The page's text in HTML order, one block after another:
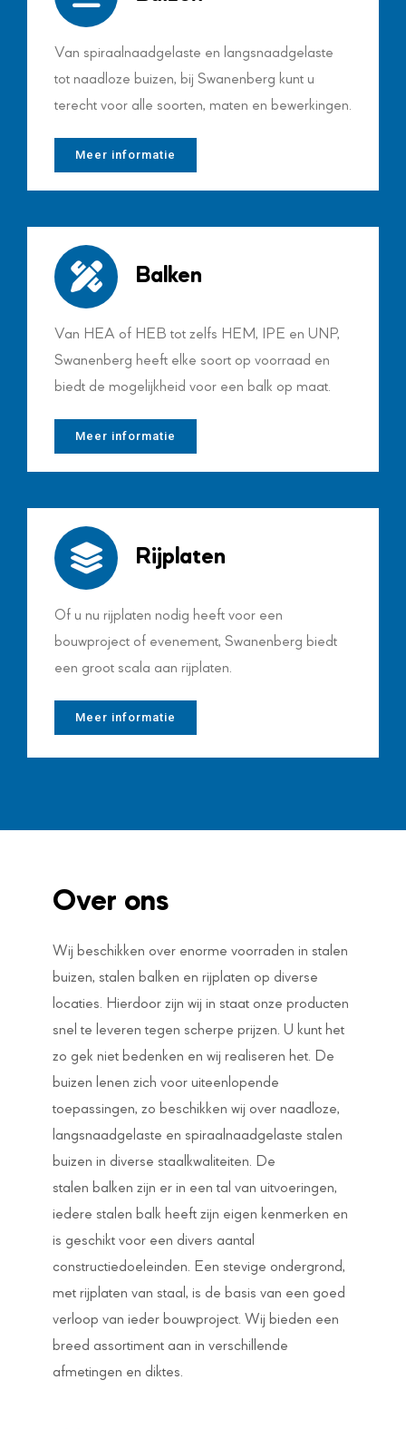
Van spiraalnaadgelaste en langsnaadgelaste
tot naadloze buizen, bij Swanenberg kunt u
terecht voor alle soorten, maten en bewerkingen.
Meer informatie
Balken
Van HEA of HEB tot zelfs HEM, IPE en UNP,
Swanenberg heeft elke soort op voorraad en
biedt de mogelijkheid voor een balk op maat.
Meer informatie
Rijplaten
Of u nu rijplaten nodig heeft voor een
bouwproject of evenement, Swanenberg biedt
een groot scala aan rijplaten.
Meer informatie
Over ons
Wij beschikken over enorme voorraden in stalen
buizen, stalen balken en rijplaten op diverse
locaties. Hierdoor zijn wij in staat onze producten
snel te leveren tegen scherpe prijzen. U kunt het
zo gek niet bedenken en wij realiseren het. De
buizen lenen zich voor uiteenlopende
toepassingen, zo beschikken wij over naadloze,
langsnaadgelaste en spiraalnaadgelaste stalen
buizen in diverse staalkwaliteiten. De
stalen balken zijn er in een tal van uitvoeringen,
iedere stalen balk heeft zijn eigen kenmerken en
is geschikt voor een divers aantal
constructiedoeleinden. Een stevige ondergrond,
met rijplaten van staal, is de basis van een goed
verloop van ieder bouwproject. Wij bieden een
breed assortiment aan in verschillende
afmetingen en diktes.